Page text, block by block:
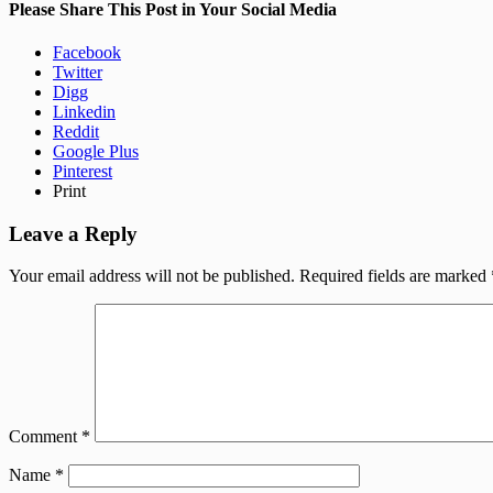
Please Share This Post in Your Social Media
Facebook
Twitter
Digg
Linkedin
Reddit
Google Plus
Pinterest
Print
Leave a Reply
Your email address will not be published. Required fields are marked
Comment *
Name *